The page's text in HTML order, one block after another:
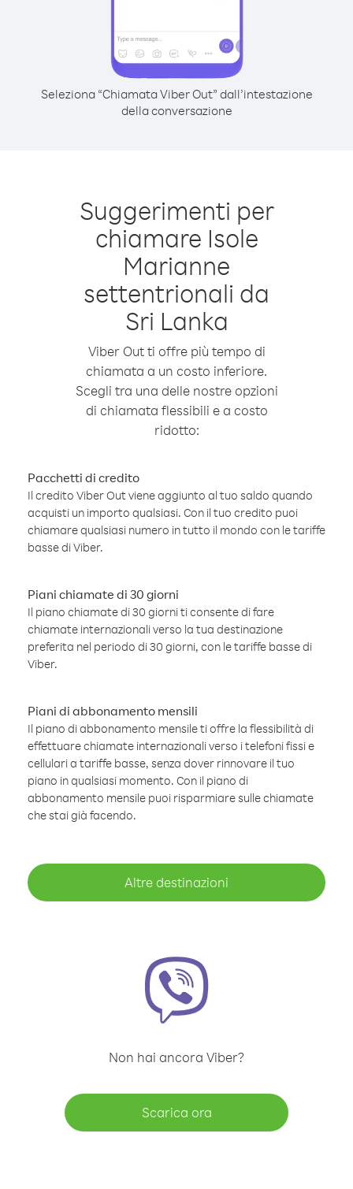
Seleziona “Chiamata Viber Out” dall’intestazione
della conversazione
Suggerimenti per
chiamare Isole
Marianne
settentrionali da
Sri Lanka
Viber Out ti offre più tempo di
chiamata a un costo inferiore.
Scegli tra una delle nostre opzioni
di chiamata flessibili e a costo
ridotto:
Pacchetti di credito
Il credito Viber Out viene aggiunto al tuo saldo quando
acquisti un importo qualsiasi. Con il tuo credito puoi
chiamare qualsiasi numero in tutto il mondo con le tariffe
basse di Viber.
Piani chiamate di 30 giorni
Il piano chiamate di 30 giorni ti consente di fare
chiamate internazionali verso la tua destinazione
preferita nel periodo di 30 giorni, con le tariffe basse di
Viber.
Piani di abbonamento mensili
Il piano di abbonamento mensile ti offre la flessibilità di
effettuare chiamate internazionali verso i telefoni fissi e
cellulari a tariffe basse, senza dover rinnovare il tuo
piano in qualsiasi momento. Con il piano di
abbonamento mensile puoi risparmiare sulle chiamate
che stai già facendo.
Altre destinazioni
Non hai ancora Viber?
Scarica ora